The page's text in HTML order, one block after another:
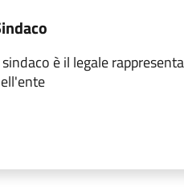
sindaco è il legale